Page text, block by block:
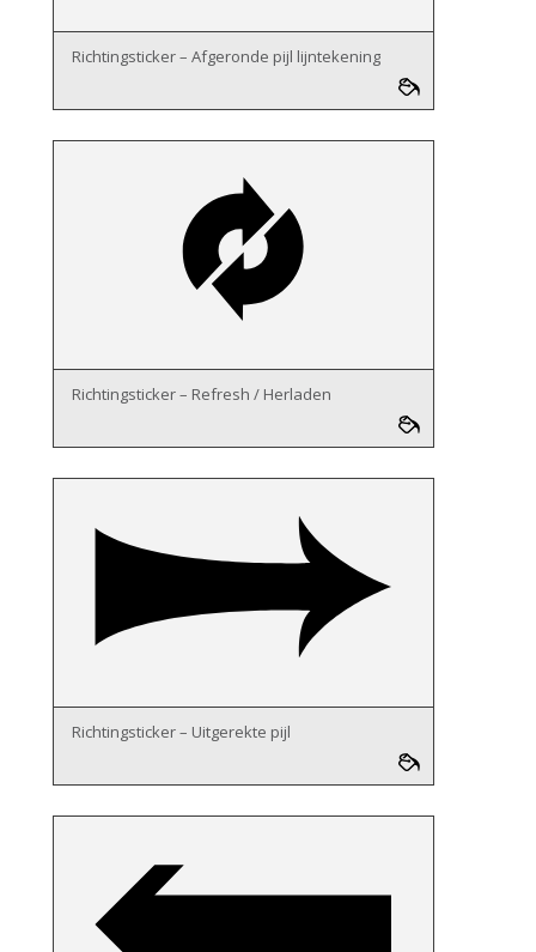
Richtingsticker – Afgeronde pijl lijntekening
Richtingsticker – Refresh / Herladen
Richtingsticker – Uitgerekte pijl